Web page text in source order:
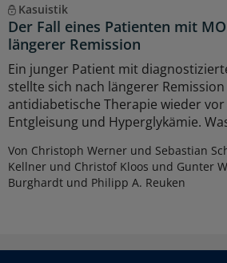
Kasuistik
Der Fall eines Patienten mit
längerer Remission
Ein junger Patient mit
stellte sich nach längerer
antidiabetische Therapie wieder
Entgleisung und Hyperglykämie.
Von Christoph Werner und Sebastian
Kellner und Christof Kloos und Gunter
Burghardt und Philipp A. Reuken